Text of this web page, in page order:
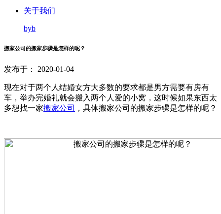
关于我们
byb
搬家公司的搬家步骤是怎样的呢？
发布于： 2020-01-04
现在对于两个人结婚女方大多数的要求都是男方需要有房有
车，举办完婚礼就会搬入两个人爱的小窝，这时候如果东西太
多想找一家搬家公司 ，具体搬家公司的搬家步骤是怎样的呢？